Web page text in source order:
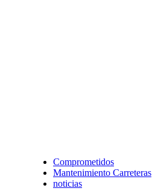
Comprometidos
Mantenimiento Carreteras
noticias